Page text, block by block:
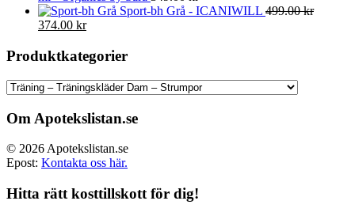
Sport-bh Grå - ICANIWILL 499.00kr
Det
priset
499.00 kr.
374.00 krDet
priset
är:
374.00 kr.
Produktkategorier
Om Apotekslistan.se
© 2026 Apotekslistan.se
Epost: Kontakta oss här.
Hitta rätt kosttillskott för dig!